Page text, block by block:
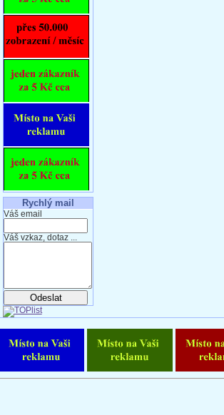
Rychlý mail
Váš email
Váš vzkaz, dotaz ...